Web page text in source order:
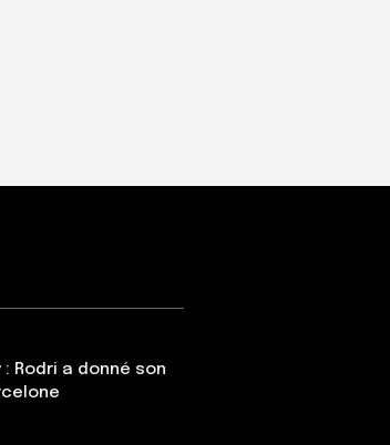
Rodri a donné son